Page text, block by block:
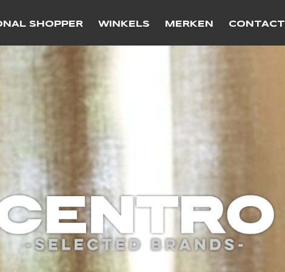
SHOPPER WINKELS MERKEN CONTACT